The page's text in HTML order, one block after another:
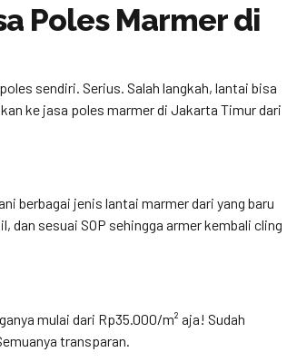
Poles Marmer di
sendiri. Serius. Salah langkah, lantai bisa
ke jasa poles marmer di Jakarta Timur dari
berbagai jenis lantai marmer dari yang baru
dan sesuai SOP sehingga armer kembali cling
mulai dari Rp35.000/m² aja! Sudah
transparan.